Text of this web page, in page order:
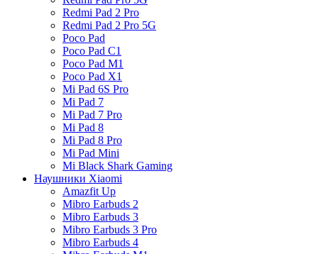
Redmi Pad 2 Pro
Redmi Pad 2 Pro 5G
Poco Pad
Poco Pad C1
Poco Pad M1
Poco Pad X1
Mi Pad 6S Pro
Mi Pad 7
Mi Pad 7 Pro
Mi Pad 8
Mi Pad 8 Pro
Mi Pad Mini
Mi Black Shark Gaming
Наушники Xiaomi
Amazfit Up
Mibro Earbuds 2
Mibro Earbuds 3
Mibro Earbuds 3 Pro
Mibro Earbuds 4